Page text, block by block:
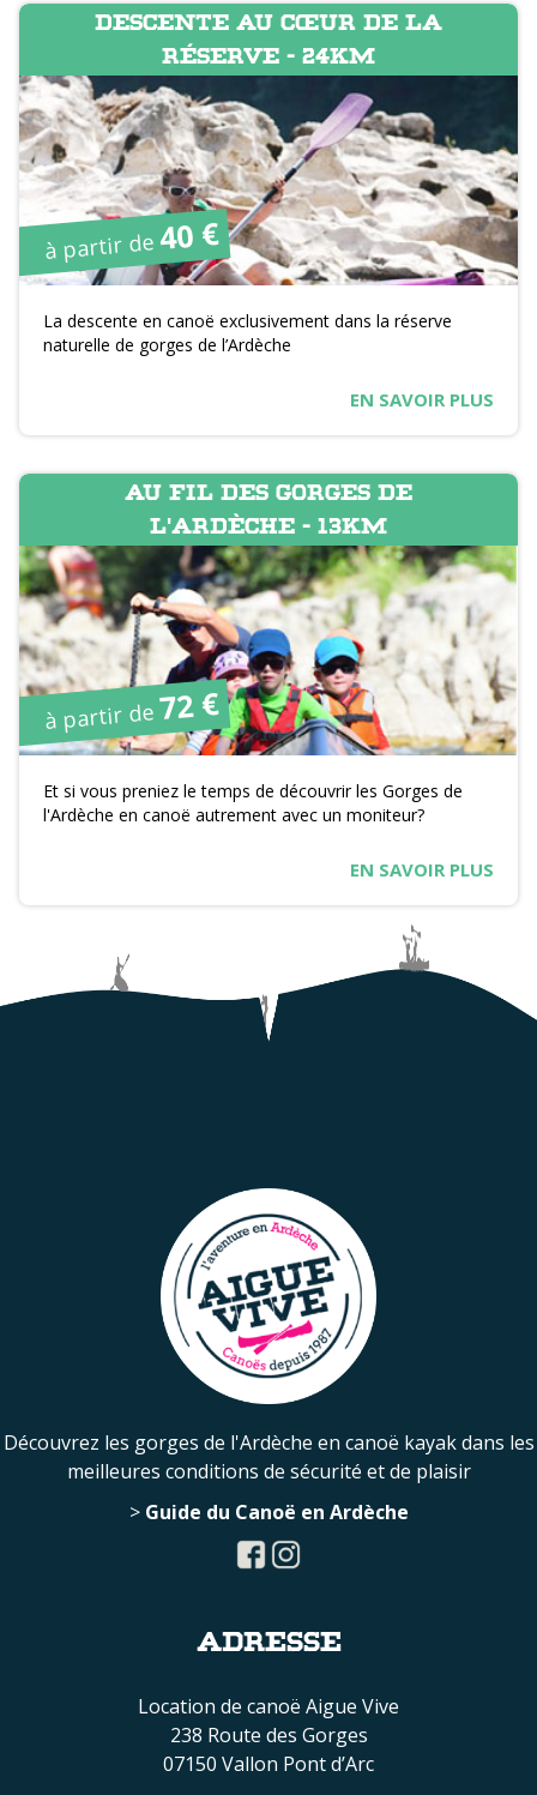
DESCENTE AU CŒUR DE LA
RÉSERVE - 24KM
à partir de40 €
La descente en canoë exclusivement dans la réserve
naturelle de gorges de l’Ardèche
EN SAVOIR PLUS
AU FIL DES GORGES DE
L'ARDÈCHE - 13KM
à partir de72 €
Et si vous preniez le temps de découvrir les Gorges de
l'Ardèche en canoë autrement avec un moniteur?
EN SAVOIR PLUS
Découvrez les gorges de l'Ardèche en canoë kayak dans les
meilleures conditions de sécurité et de plaisir
> Guide du Canoë en Ardèche
ADRESSE
Location de canoë Aigue Vive
238 Route des Gorges
07150 Vallon Pont d’Arc